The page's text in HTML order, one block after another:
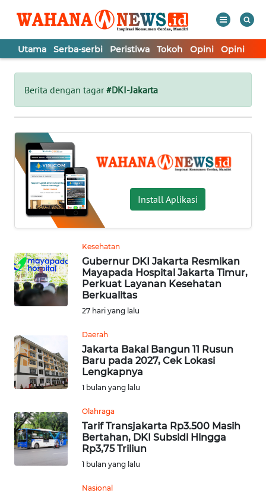
Utama Serba-serbi Peristiwa Tokoh Opini Opini
Berita dengan tagar#DKI-Jakarta
Install Aplikasi
Kesehatan
Gubernur DKI Jakarta Resmikan
Mayapada Hospital Jakarta Timur,
Perkuat Layanan Kesehatan
Berkualitas
27 hari yang lalu
Daerah
Jakarta Bakal Bangun 11 Rusun
Baru pada 2027, Cek Lokasi
Lengkapnya
1 bulan yang lalu
Olahraga
Tarif Transjakarta Rp3.500 Masih
Bertahan, DKI Subsidi Hingga
Rp3,75 Triliun
1 bulan yang lalu
Nasional
Tutup
UTAMA
SERBA-
SERBI
PERISTIWA
TOKOH
OPINI
OPINI
INDEKS
BERITA
KAMI
INFO
IKLAN